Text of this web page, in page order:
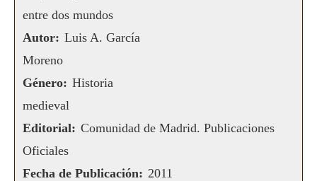
entre dos mundos
Autor: Luis A. García
Moreno
Género: Historia
medieval
Editorial: Comunidad de Madrid. Publicaciones
Oficiales
Fecha de Publicación: 2011